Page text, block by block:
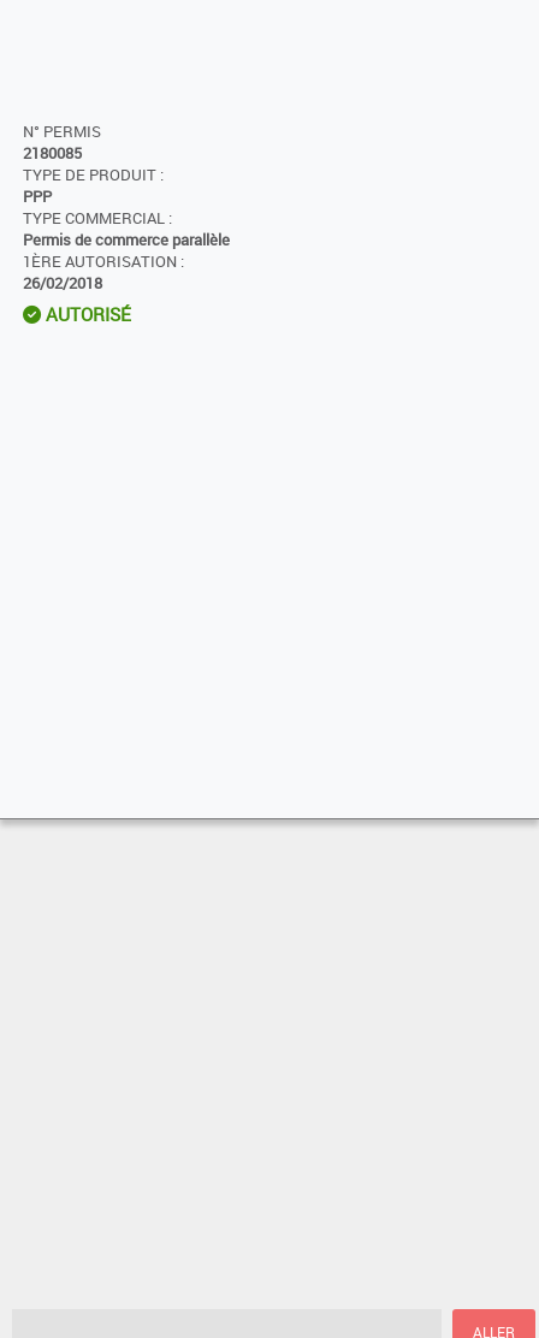
N° PERMIS
2180085
TYPE DE PRODUIT :
PPP
TYPE COMMERCIAL :
Permis de commerce parallèle
1ÈRE AUTORISATION :
26/02/2018
AUTORISÉ
ALLER